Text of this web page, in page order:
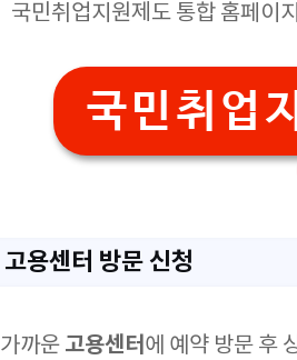
국민취업지원제도 통합 홈페이
국민취업
고용센터 방문 신청
가까운 고용센터 에 예약 방문 후